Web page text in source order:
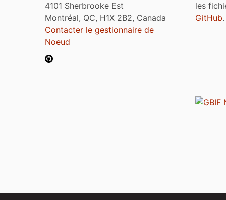
4101 Sherbrooke Est
Montréal, QC, H1X 2B2, Canada
Contacter le gestionnaire de
Noeud
les
GitHub.